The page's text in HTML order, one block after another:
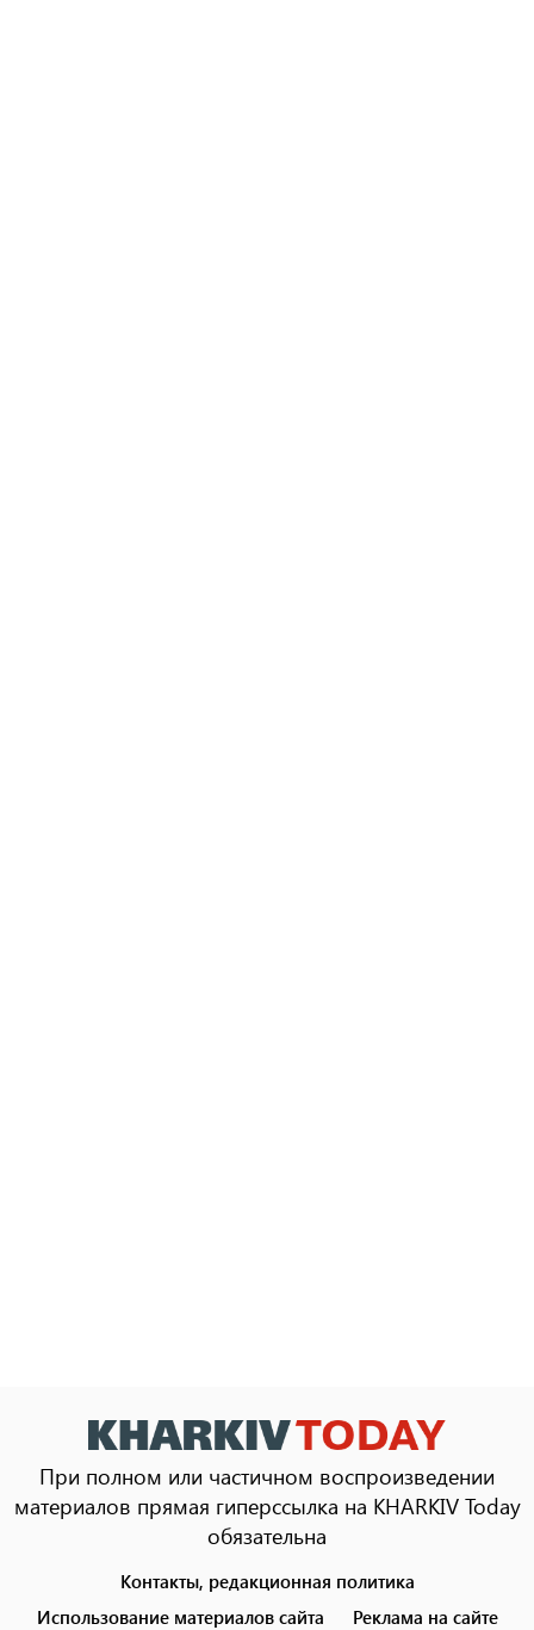
При полном или частичном воспроизведении
материалов прямая гиперссылка на KHARKIV Today
обязательна
menu
Контакты, редакционная политика
Использование материалов сайта
Реклама на сайте